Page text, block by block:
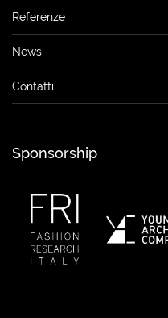
Referenze
News
Contatti
Sponsorship